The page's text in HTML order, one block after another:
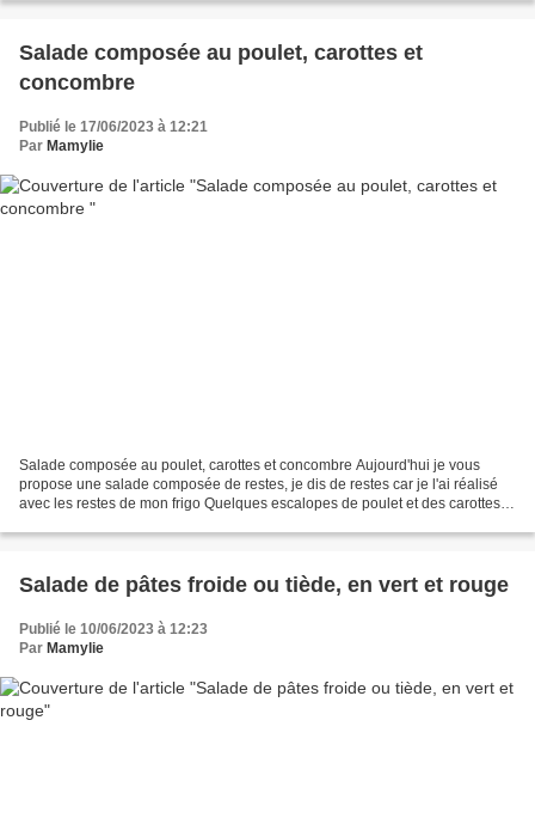
Salade composée au poulet, carottes et
concombre
Publié le 17/06/2023 à 12:21
Par Mamylie
Salade composée au poulet, carottes et concombre Aujourd'hui je vous
propose une salade composée de restes, je dis de restes car je l'ai réalisé
avec les restes de mon frigo Quelques escalopes de poulet et des carottes
Salade de pâtes froide ou tiède, en vert et rouge
Publié le 10/06/2023 à 12:23
Par Mamylie